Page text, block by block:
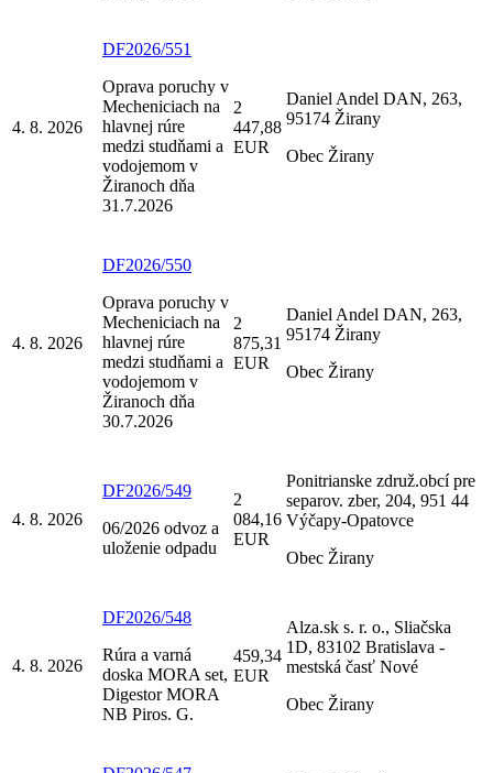
4. 8. 2026
DF2026/551
Oprava poruchy v
Mecheniciach na
hlavnej rúre
medzi studňami a
vodojemom v
Žiranoch dňa
31.7.2026
2
447,88
EUR
Daniel Andel DAN, 263,
95174 Žirany
Obec Žirany
4. 8. 2026
DF2026/550
Oprava poruchy v
Mecheniciach na
hlavnej rúre
medzi studňami a
vodojemom v
Žiranoch dňa
30.7.2026
2
875,31
EUR
Daniel Andel DAN, 263,
95174 Žirany
Obec Žirany
4. 8. 2026
DF2026/549
06/2026 odvoz a
uloženie odpadu
2
084,16
EUR
Ponitrianske združ.obcí pre
separov. zber, 204, 951 44
Výčapy-Opatovce
Obec Žirany
4. 8. 2026
DF2026/548
Rúra a varná
doska MORA set,
Digestor MORA
NB Piros. G.
459,34
EUR
Alza.sk s. r. o., Sliačska
1D, 83102 Bratislava -
mestská časť Nové
Obec Žirany